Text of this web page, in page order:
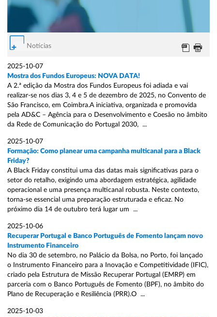
Notícias
2025-10-07
Mostra dos Fundos Europeus: NOVA DATA!
A 2.ª edição da Mostra dos Fundos Europeus foi adiada e vai
realizar-se nos dias 3, 4 e 5 de dezembro de 2025, no Convento de
São Francisco, em Coimbra.A iniciativa, organizada e promovida
pela AD&C – Agência para o Desenvolvimento e Coesão no âmbito
da Rede de Comunicação do Portugal 2030, ...
2025-10-07
Formação: Como planear uma campanha multicanal para a Black
Friday?
A Black Friday constitui uma das datas mais significativas para o
setor do retalho, exigindo uma abordagem estratégica, agilidade
operacional e uma presença multicanal robusta. Neste contexto,
torna-se essencial uma preparação estruturada e eficaz. No
próximo dia 14 de outubro terá lugar um ...
2025-10-06
Recuperar Portugal e Banco Português de Fomento lançam novo
Instrumento Financeiro
No dia 30 de setembro, no Palácio da Bolsa, no Porto, foi lançado
o Instrumento Financeiro para a Inovação e Competitividade (IFIC),
criado pela Estrutura de Missão Recuperar Portugal (EMRP) em
parceria com o Banco Português de Fomento (BPF), no âmbito do
Plano de Recuperação e Resiliência (PRR).O ...
2025-10-03